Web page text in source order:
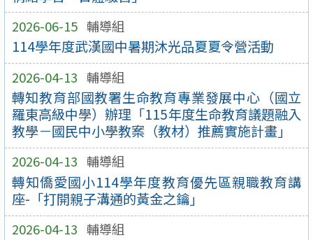
2026-06-15 輔導組
114學年度武漢國中暑期沐光品夏夏令營活動
2026-04-13 輔導組
轉知教育部國教署生命教育專業發展中心（國立
羅東高級中學）辦理「115年度生命教育議題融入
教學－國民中小學教案（教材）推薦實施計畫」
2026-04-13 輔導組
轉知僑愛國小114學年度教育優先區親職教育講
座-「打開親子溝通的黃金之鑰」
2026-04-13 輔導組